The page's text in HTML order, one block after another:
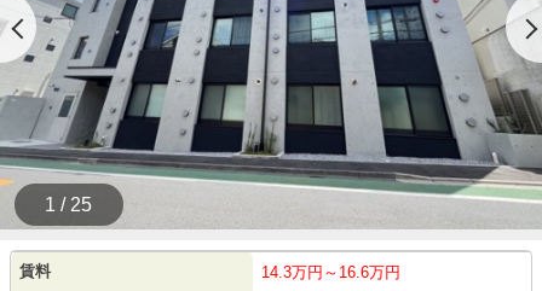
1 / 25
賃料 14.3万円～16.6万円